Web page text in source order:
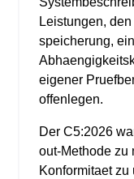
Leistungen,
speicherung,
eigener
offenlegen.
Der C5:2026
out-Methode zu
Konformitaet